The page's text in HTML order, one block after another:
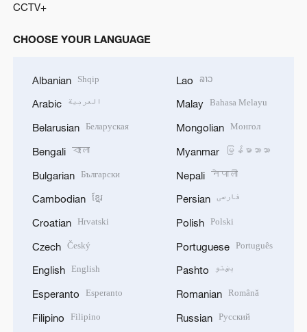
CCTV+
CHOOSE YOUR LANGUAGE
Albanian Shqip
Arabic العربية
Belarusian Беларуская
Bengali বাংলা
Bulgarian Български
Cambodian ខ្មែរ
Croatian Hrvatski
Czech Český
English English
Esperanto Esperanto
Filipino Filipino
Lao ລາວ
Malay Bahasa Melayu
Mongolian Монгол
Myanmar မြန်မာဘာသာ
Nepali नेपाली
Persian فارسی
Polish Polski
Portuguese Português
Pashto پښتو
Romanian Română
Russian Русский